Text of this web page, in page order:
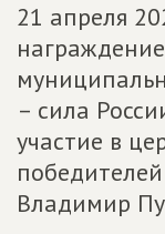
21 апреля
– сила
участие в
Владимир